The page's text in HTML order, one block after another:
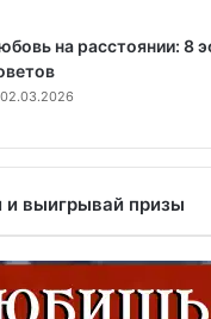
на расстоянии: 8
02.03.2026
выигрывай призы